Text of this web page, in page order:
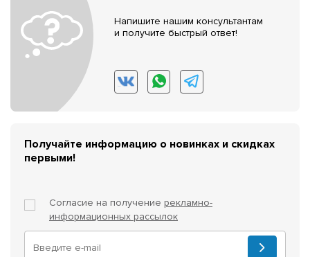
Напишите нашим консультантам
и получите быстрый ответ!
Получайте информацию о новинках и скидках
первыми!
Согласие на получение рекламно-
информационных рассылок